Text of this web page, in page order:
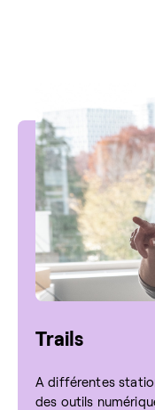
Trails
A différentes
des outils